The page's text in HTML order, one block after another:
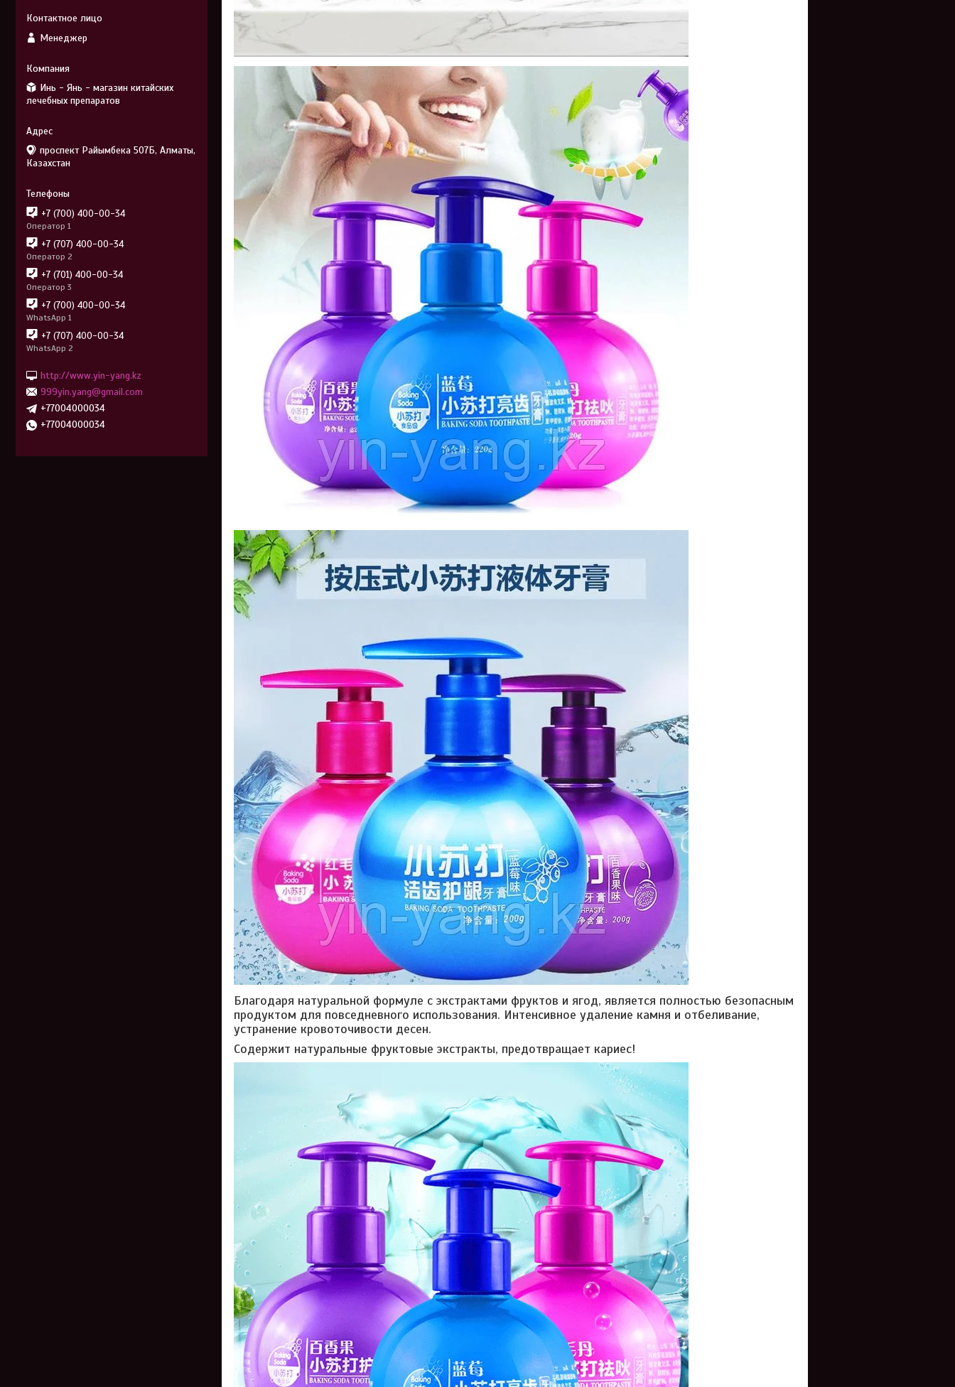
Благодаря натуральной формуле с экстрактами фруктов и ягод, является полностью безопасным
продуктом для повседневного использования. Интенсивное удаление камня и отбеливание,
устранение кровоточивости десен.
Содержит натуральные фруктовые экстракты, предотвращает кариес!
Менеджер
Инь - Янь - магазин китайских
лечебных препаратов
проспект Райымбека 507Б, Алматы,
Казахстан
+7 (700) 400-00-34
Оператор 1
+7 (707) 400-00-34
Оператор 2
+7 (701) 400-00-34
Оператор 3
+7 (700) 400-00-34
WhatsApp 1
+7 (707) 400-00-34
WhatsApp 2
http://www.yin-yang.kz
999yin.yang@gmail.com
+77004000034
+77004000034